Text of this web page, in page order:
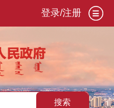
登录/注册
搜索